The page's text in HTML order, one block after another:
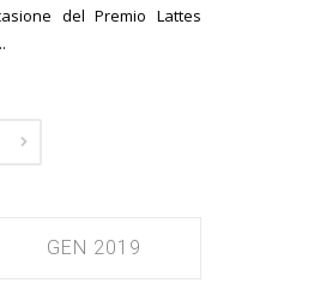
del Premio Lattes
GEN 2019